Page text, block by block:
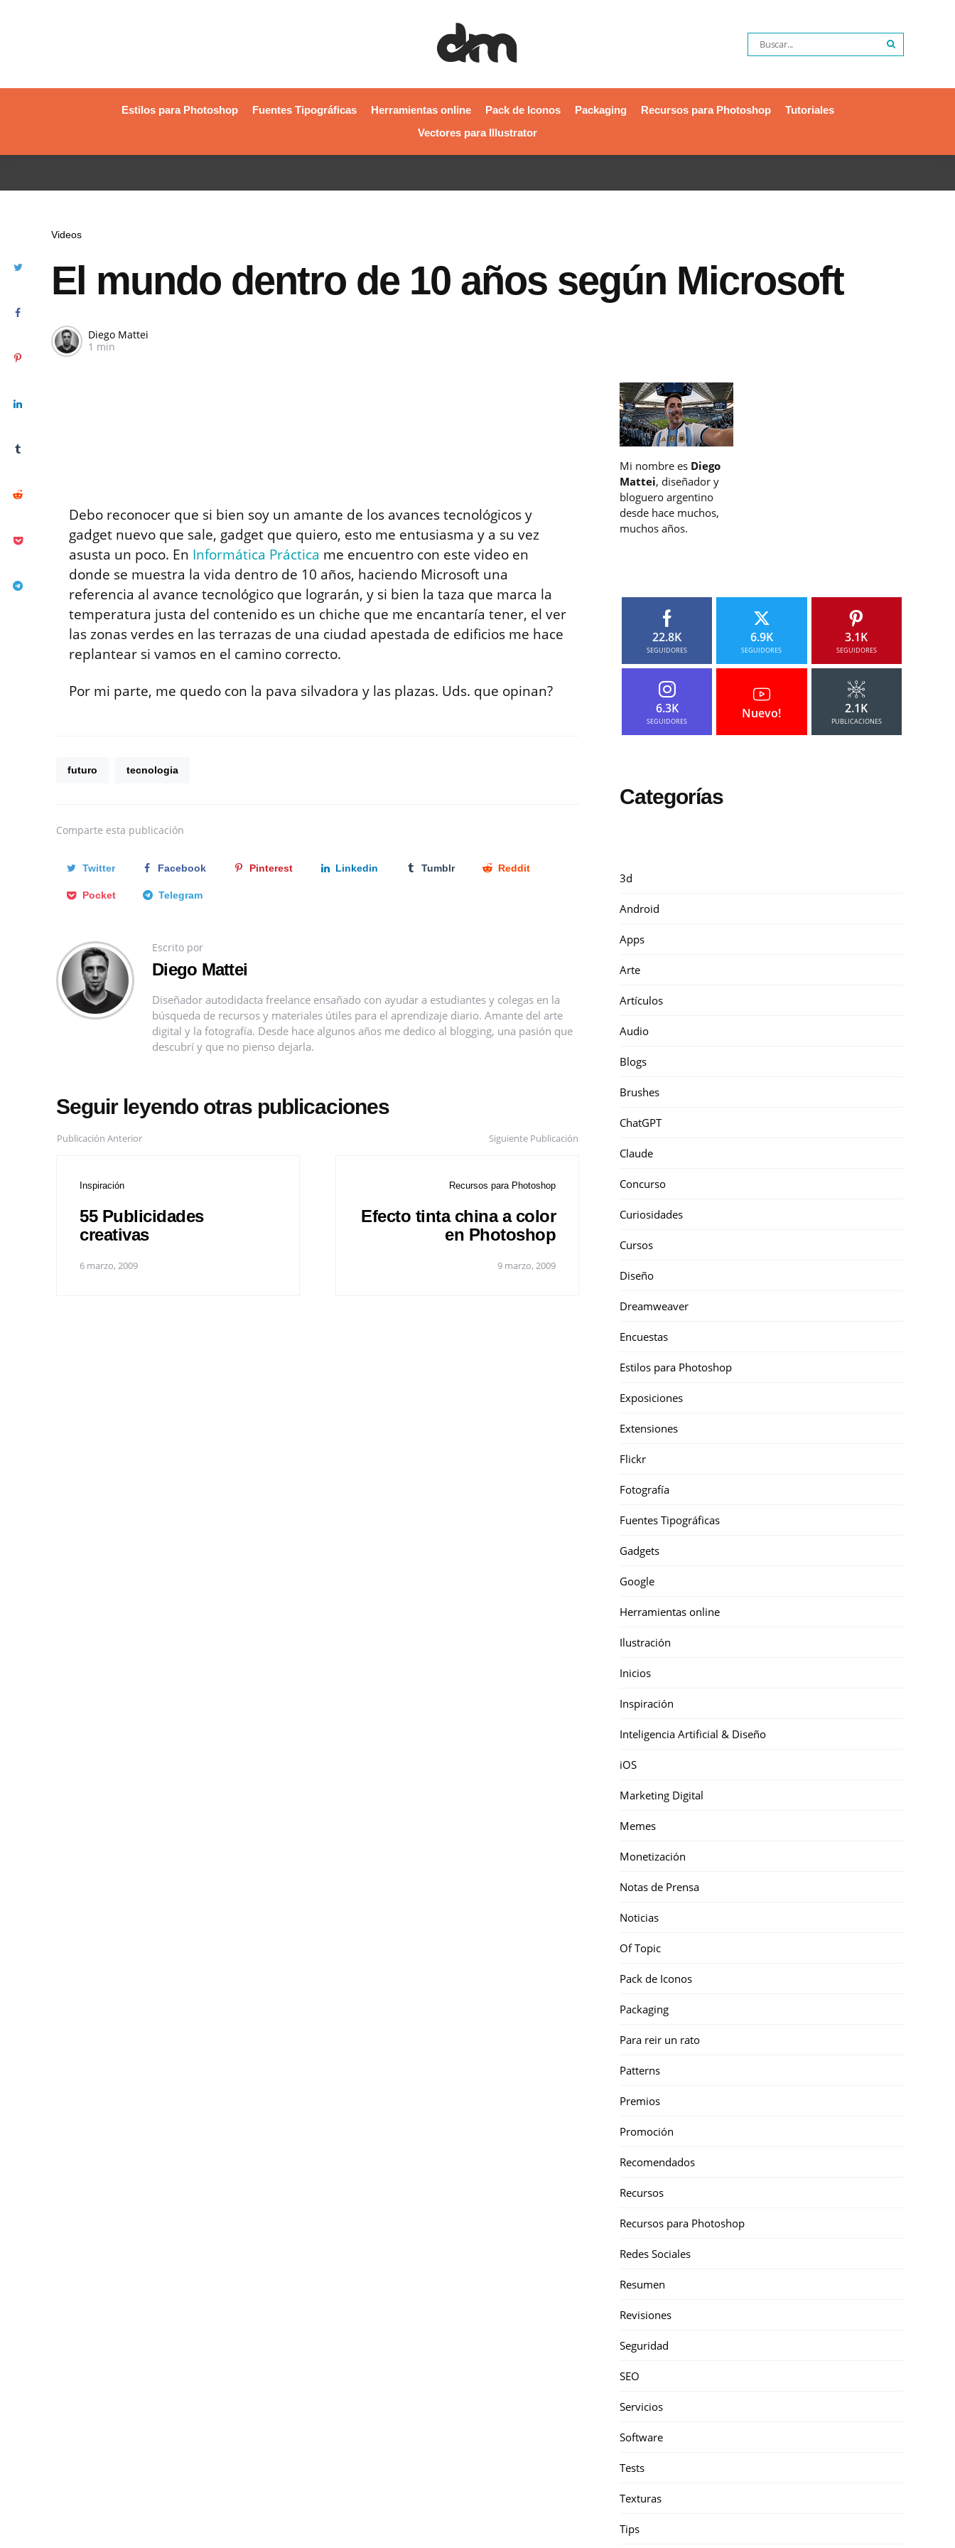
Estilos para Photoshop Fuentes Tipográficas Herramientas online Pack de Iconos Packaging Recursos para Photoshop
Tutoriales
Vectores para Illustrator
Videos
El mundo dentro de 10 años según Microsoft
Diego Mattei
1 min
Debo reconocer que si bien soy un amante de los avances tecnológicos y
gadget nuevo que sale, gadget que quiero, esto me entusiasma y a su vez
asusta un poco. En Informática Práctica me encuentro con este video en
donde se muestra la vida dentro de 10 años, haciendo Microsoft una
referencia al avance tecnológico que lograrán, y si bien la taza que marca la
temperatura justa del contenido es un chiche que me encantaría tener, el ver
las zonas verdes en las terrazas de una ciudad apestada de edificios me hace
replantear si vamos en el camino correcto.
Por mi parte, me quedo con la pava silvadora y las plazas. Uds. que opinan?
futuro tecnologia
Comparte esta publicación
Twitter Facebook Pinterest Linkedin Tumblr Reddit
Pocket Telegram
Escrito por
Diego Mattei
Diseñador autodidacta freelance ensañado con ayudar a estudiantes y colegas en la
búsqueda de recursos y materiales útiles para el aprendizaje diario. Amante del arte
digital y la fotografía. Desde hace algunos años me dedico al blogging, una pasión que
descubrí y que no pienso dejarla.
Seguir leyendo otras publicaciones
Publicación Anterior
Inspiración
55 Publicidades
creativas
6 marzo, 2009
Siguiente Publicación
Recursos para Photoshop
Efecto tinta china a color
en Photoshop
9 marzo, 2009
Mi nombre es Diego
Mattei, diseñador y
bloguero argentino
desde hace muchos,
muchos años.
22.8K
SEGUIDORES
6.9K
SEGUIDORES
3.1K
SEGUIDORES
6.3K
SEGUIDORES
Nuevo! 2.1K
PUBLICACIONES
Categorías
3d
Android
Apps
Arte
Artículos
Audio
Blogs
Brushes
ChatGPT
Claude
Concurso
Curiosidades
Cursos
Diseño
Dreamweaver
Encuestas
Estilos para Photoshop
Exposiciones
Extensiones
Flickr
Fotografía
Fuentes Tipográficas
Gadgets
Google
Herramientas online
Ilustración
Inicios
Inspiración
Inteligencia Artificial & Diseño
iOS
Marketing Digital
Memes
Monetización
Notas de Prensa
Noticias
Of Topic
Pack de Iconos
Packaging
Para reir un rato
Patterns
Premios
Promoción
Recomendados
Recursos
Recursos para Photoshop
Redes Sociales
Resumen
Revisiones
Seguridad
SEO
Servicios
Software
Tests
Texturas
Tips